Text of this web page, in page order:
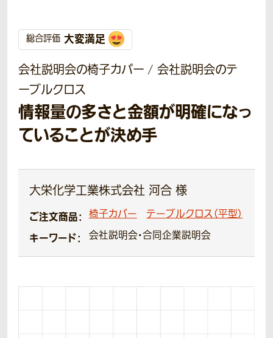
総合評価 大変満足
会社説明会の椅子カバー / 会社説明会のテ
ーブルクロス
情報量の多さと金額が明確になっ
ていることが決め手
大栄化学工業株式会社 河合 様
ご注文商品： 椅子カバー テーブルクロス（平型）
キーワード： 会社説明会・合同企業説明会